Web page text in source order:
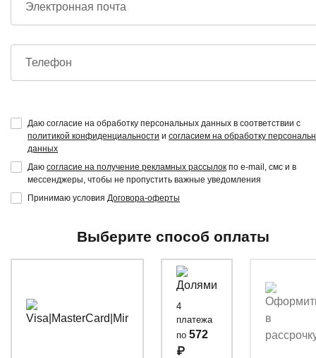
Электронная почта
Телефон
Даю согласие на обработку персональных данных в соответствии с
политикой конфиденциальности и согласием на обработку
данных
Даю согласие на получение рекламных рассылок по e-mail, смс и в
мессенджеры, чтобы не пропустить важные уведомления
Принимаю условия Договора-оферты
Выберите способ оплаты
4
платежа
по 572
₽